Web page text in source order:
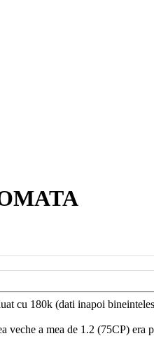
cu 180k (dati inapoi
veche a mea de 1.2 (75CP) era